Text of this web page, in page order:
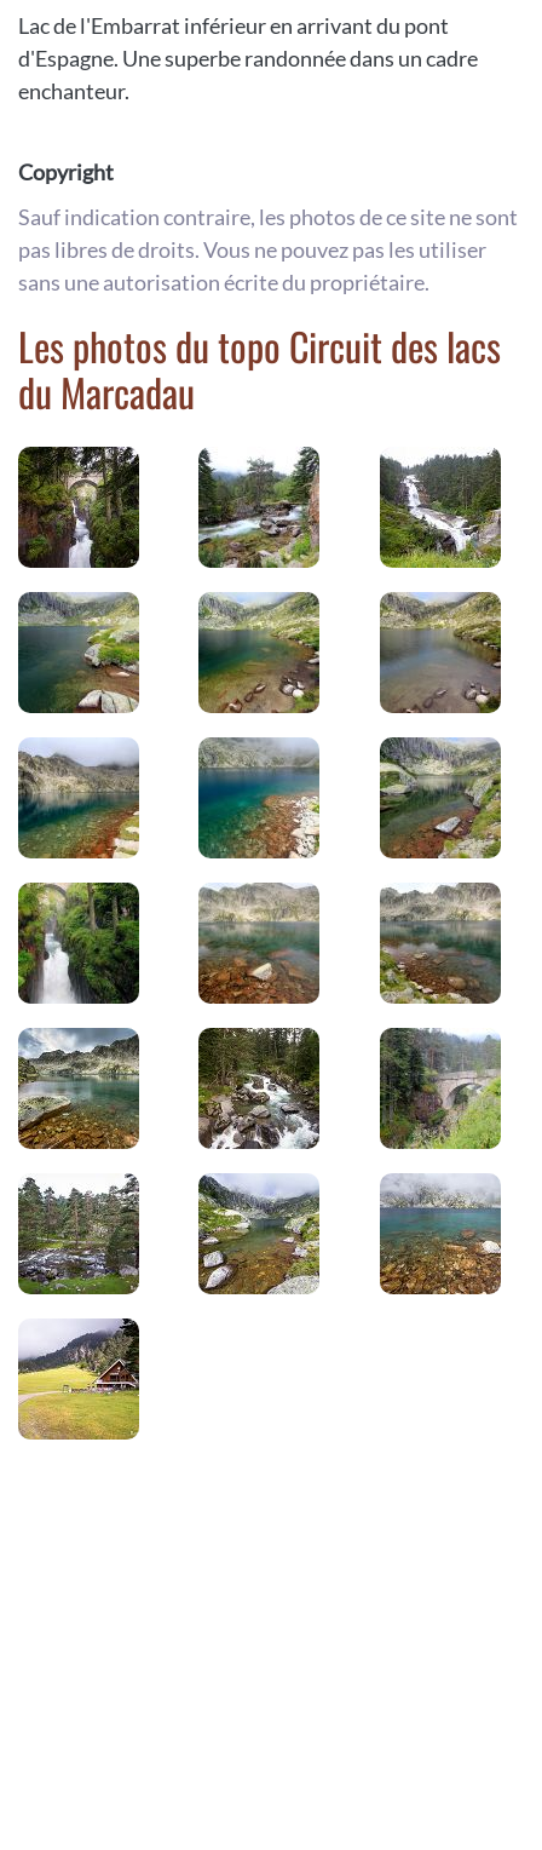
Lac de l'Embarrat inférieur en arrivant du pont
d'Espagne. Une superbe randonnée dans un cadre
enchanteur.
Copyright
Sauf indication contraire, les photos de ce site ne sont
pas libres de droits. Vous ne pouvez pas les utiliser
sans une autorisation écrite du propriétaire.
Les photos du topo Circuit des lacs
du Marcadau